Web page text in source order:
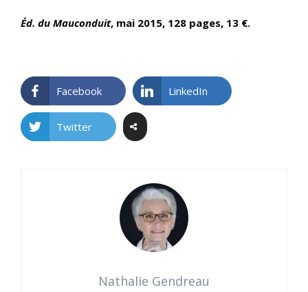
Éd. du Mauconduit, mai 2015, 128 pages, 13 €.
Facebook LinkedIn
Twitter
Nathalie Gendreau